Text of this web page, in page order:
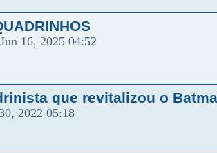
16, 2025 04:52
que revitalizou o
2022 05:18